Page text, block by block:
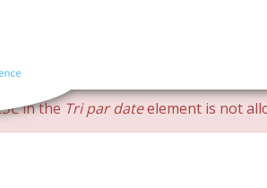
in theTri par dateelement is not